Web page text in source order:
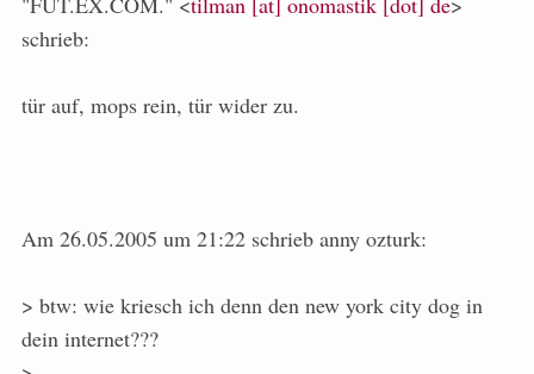
schrieb:
tür auf, mops rein, tür wider zu.
Am 26.05.2005 um 21:22 schrieb anny ozturk:
> btw: wie kriesch ich denn den new york city dog in
dein internet???